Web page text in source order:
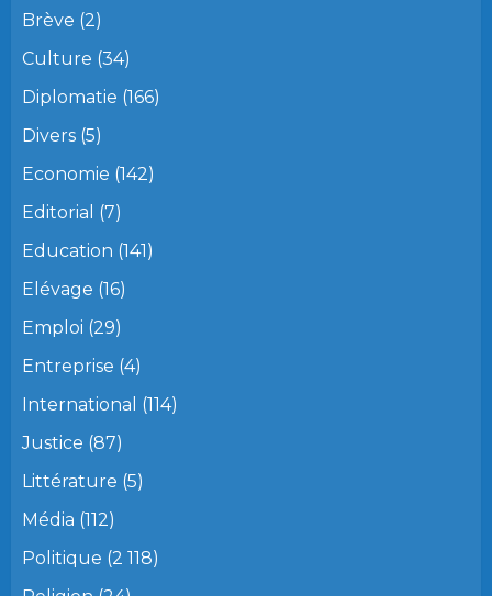
Brève (2)
Culture (34)
Diplomatie (166)
Divers (5)
Economie (142)
Editorial (7)
Education (141)
Elévage (16)
Emploi (29)
Entreprise (4)
International (114)
Justice (87)
Littérature (5)
Média (112)
Politique (2 118)